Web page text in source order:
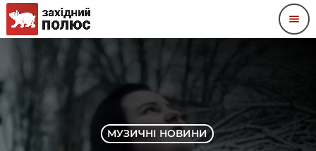
menu
МУЗИЧНІ НОВИНИ